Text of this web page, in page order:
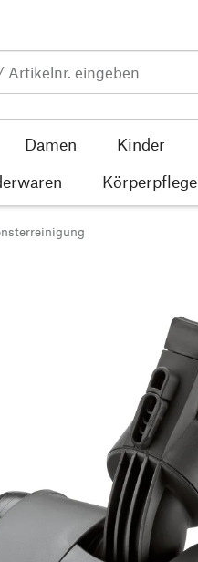
Damen Kinder
Körperpflege